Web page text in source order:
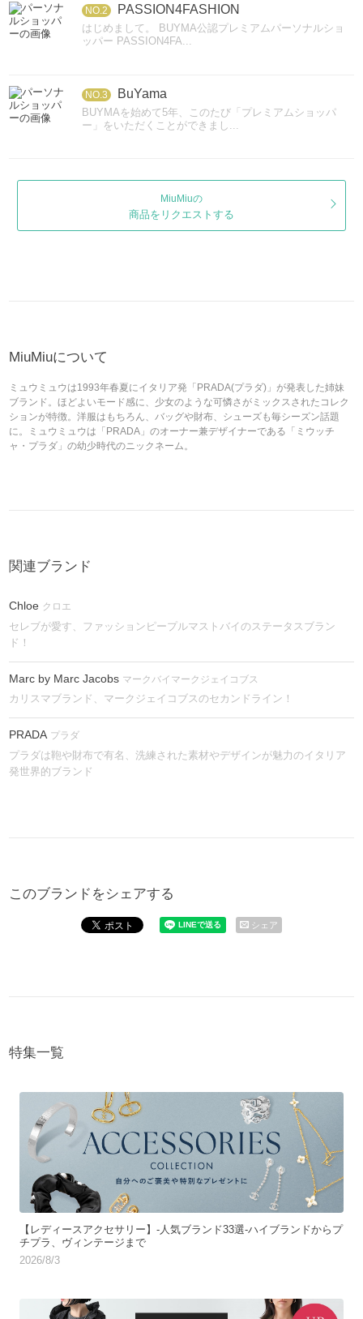
NO.2 PASSION4FASHION
はじめまして。 BUYMA公認プレミアムパーソナルショ
ッパー PASSION4FA...
NO.3 BuYama
BUYMAを始めて5年、このたび「プレミアムショッパ
ー」をいただくことができまし...
MiuMiuの
商品をリクエストする
MiuMiuについて
ミュウミュウは1993年春夏にイタリア発「PRADA(プラダ)」が発表した姉妹
ブランド。ほどよいモード感に、少女のような可憐さがミックスされたコレク
ションが特徴。洋服はもちろん、バッグや財布、シューズも毎シーズン話題
に。ミュウミュウは「PRADA」のオーナー兼デザイナーである「ミウッチ
ャ・プラダ」の幼少時代のニックネーム。
関連ブランド
Chloe クロエ
セレブが愛す、ファッションピープルマストバイのステータスブラン
ド！
Marc by Marc Jacobs マークバイマークジェイコブス
カリスマブランド、マークジェイコブスのセカンドライン！
PRADA プラダ
プラダは鞄や財布で有名、洗練された素材やデザインが魅力のイタリア
発世界的ブランド
このブランドをシェアする
シェア
特集一覧
【レディースアクセサリー】-人気ブランド33選-ハイブランドからプ
チプラ、ヴィンテージまで
2026/8/3